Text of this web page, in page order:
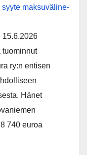
syyte mak­su­vä­li­ne­
15.6.2026
tuominnut
ry:n entisen
Hänet
740 euroa